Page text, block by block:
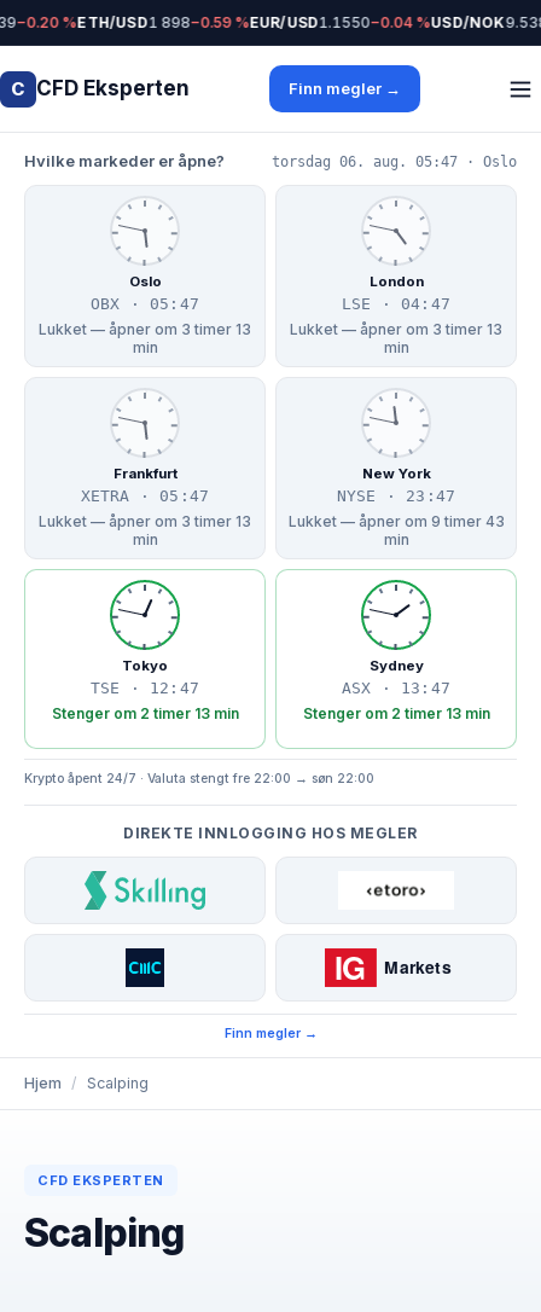
−0.20 %ETH/USD1 898−0.59 %EUR/USD1.1550−0.04 %USD/NOK
C CFD Eksperten Finn megler →
Hvilke markeder er åpne? torsdag 06. aug. 05:47 · Oslo
Oslo
OBX · 05:47
Lukket — åpner om 3 timer 13
min
London
LSE · 04:47
Lukket — åpner om 3 timer 13
min
Frankfurt
XETRA · 05:47
Lukket — åpner om 3 timer 13
min
New York
NYSE · 23:47
Lukket — åpner om 9 timer 43
min
Tokyo
TSE · 12:47
Stenger om 2 timer 13 min
Sydney
ASX · 13:47
Stenger om 2 timer 13 min
Krypto åpent 24/7 · Valuta stengt fre 22:00 → søn 22:00
DIREKTE INNLOGGING HOS MEGLER
Finn megler →
Hjem / Scalping
CFD EKSPERTEN
Scalping